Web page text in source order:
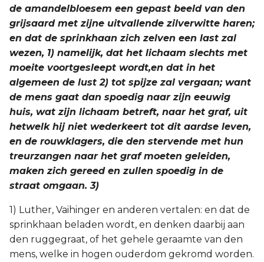
de amandelbloesem een gepast beeld van den
grijsaard met zijne uitvallende zilverwitte haren;
en dat de sprinkhaan zich zelven een last zal
wezen, 1) namelijk, dat het lichaam slechts met
moeite voortgesleept wordt,en dat in het
algemeen de lust 2) tot spijze zal vergaan; want
de mens gaat dan spoedig naar zijn eeuwig
huis, wat zijn lichaam betreft, naar het graf, uit
hetwelk hij niet wederkeert tot dit aardse leven,
en de rouwklagers, die den stervende met hun
treurzangen naar het graf moeten geleiden,
maken zich gereed en zullen spoedig in de
straat omgaan. 3)
1) Luther, Vaihinger en anderen vertalen: en dat de
sprinkhaan beladen wordt, en denken daarbij aan
den ruggegraat, of het gehele geraamte van den
mens, welke in hogen ouderdom gekromd worden.